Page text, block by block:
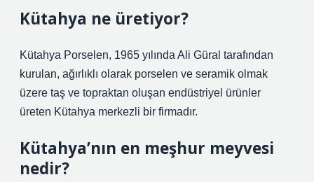
Kütahya ne üretiyor?
Kütahya Porselen, 1965 yılında Ali Güral tarafından
kurulan, ağırlıklı olarak porselen ve seramik olmak
üzere taş ve topraktan oluşan endüstriyel ürünler
üreten Kütahya merkezli bir firmadır.
Kütahya’nın en meşhur meyvesi
nedir?